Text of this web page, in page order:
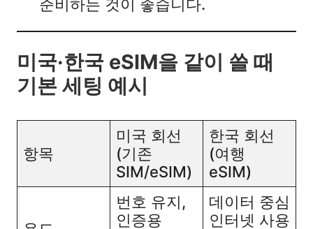
준비하는 것이 좋습니다.​
미국·한국 eSIM을 같이 쓸 때
기본 세팅 예시
항목
미국 회선
(기존
SIM/eSIM)
한국 회선
(여행
eSIM)
번호 유지,
인증용
데이터 중심
인터넷 사용